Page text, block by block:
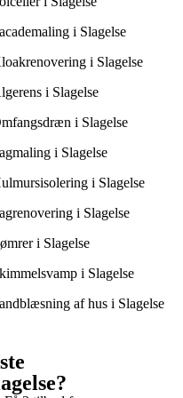
i Slagelse
i Slagelse
i Slagelse
i Slagelse
i Slagelse
i Slagelse
i Slagelse
i Slagelse
i Slagelse
af hus i Slagelse